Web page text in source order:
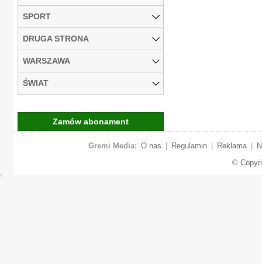
SPORT
DRUGA STRONA
WARSZAWA
ŚWIAT
Zamów abonament
Gremi Media: O nas Regulamin Reklama
©